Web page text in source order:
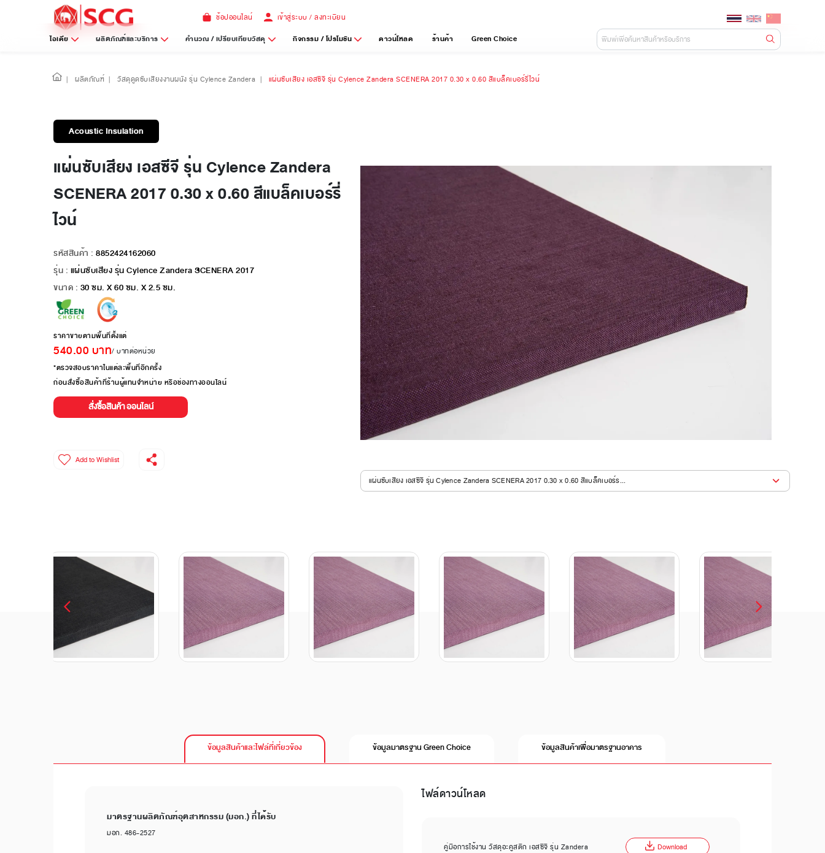
ช้อปออนไลน์ เข้าสู่ระบบ / ลงทะเบียน
ไอเดีย ผลิตภัณฑ์และบริการ คำนวณ / เปรียบเทียบวัสดุ กิจกรรม / โปรโมชัน ดาวน์โหลด ร้านค้า Green Choice
| ผลิตภัณฑ์ | วัสดุดูดซับเสียงงานผนัง รุ่น Cylence Zandera | แผ่นซับเสียง เอสซีจี รุ่น Cylence Zandera SCENERA 2017 0.30 x 0.60 สีแบล็คเบอร์รี่ไวน์
Acoustic Insulation
แผ่นซับเสียง เอสซีจี รุ่น Cylence Zandera
SCENERA 2017 0.30 x 0.60 สีแบล็คเบอร์รี่
ไวน์
รหัสสินค้า : 8852424162060
รุ่น : แผ่นซับเสียง รุ่น Cylence Zandera SCENERA 2017
ขนาด : 30 ซม. X 60 ซม. X 2.5 ซม.
ราคาขายตามพื้นที่ตั้งแต่
540.00 บาท/ บาทต่อหน่วย
*ตรวจสอบราคาในแต่ละพื้นที่อีกครั้ง
ก่อนสั่งซื้อสินค้าที่ร้านผู้แทนจำหน่าย หรือช่องทางออนไลน์
สั่งซื้อสินค้า ออนไลน์
Add to Wishlist
แผ่นซับเสียง เอสซีจี รุ่น Cylence Zandera SCENERA 2017 0.30 x 0.60 สีแบล็คเบอร์ร...
ข้อมูลสินค้าและไฟล์ที่เกี่ยวข้อง ข้อมูลมาตรฐาน Green Choice ข้อมูลสินค้าเพื่อมาตรฐานอาคาร
มาตรฐานผลิตภัณฑ์อุตสาหกรรม (มอก.) ที่ได้รับ
มอก. 486-2527
ไฟล์ดาวน์โหลด
คู่มือการใช้งาน วัสดุอะคูสติก เอสซีจี รุ่น Zandera Download